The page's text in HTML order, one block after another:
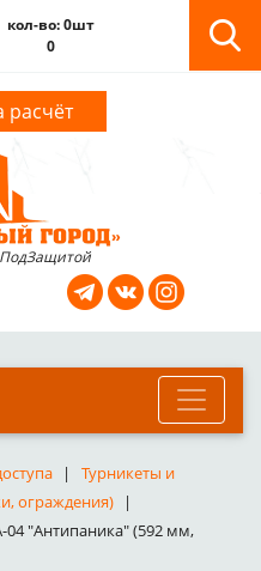
кол-во: 0шт
0
расчёт
Турникеты и
ограждения)
"Антипаника" (592 мм,